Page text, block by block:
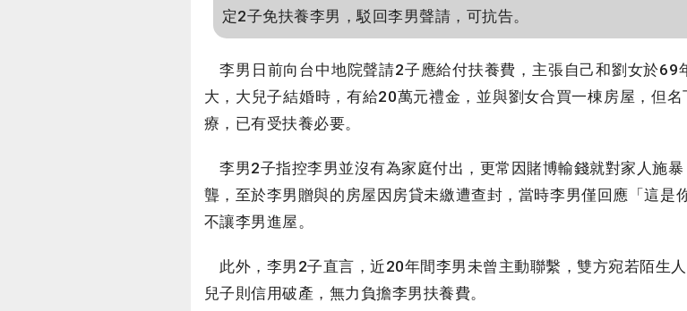
定2子免扶養李男，駁回李男聲請，可抗告。
李男日前向台中地院聲請2子應給付扶養費，主張自己和劉女於69
大，大兒子結婚時，有給20萬元禮金，並與劉女合買一棟房屋，但
療，已有受扶養必要。
李男2子指控李男並沒有為家庭付出，更常因賭博輸錢就對家人施
聾，至於李男贈與的房屋因房貸未繳遭查封，當時李男僅回應「這是
不讓李男進屋。
此外，李男2子直言，近20年間李男未曾主動聯繫，雙方宛若陌生
兒子則信用破產，無力負擔李男扶養費。